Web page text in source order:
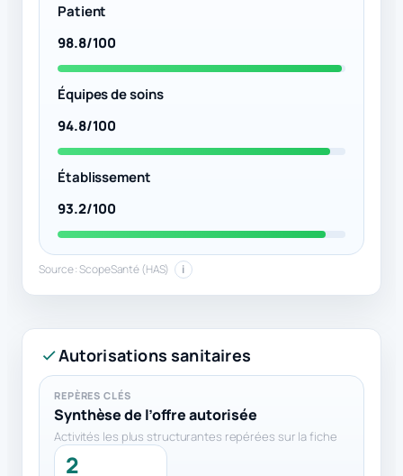
Autorisations sanitaires
REPÈRES CLÉS
Synthèse de l’offre autorisée
Activités les plus structurantes repérées sur la fiche
2
Patient
98.8/100
Équipes de soins
94.8/100
Établissement
93.2/100
Source : ScopeSanté (HAS) i